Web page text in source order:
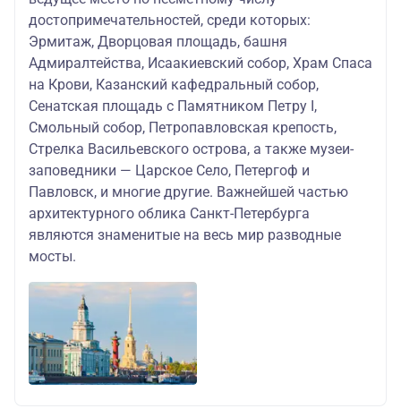
достопримечательностей, среди которых:
Эрмитаж, Дворцовая площадь, башня
Адмиралтейства, Исаакиевский собор, Храм Спаса
на Крови, Казанский кафедральный собор,
Сенатская площадь с Памятником Петру I,
Смольный собор, Петропавловская крепость,
Стрелка Васильевского острова, а также музеи-
заповедники — Царское Село, Петергоф и
Павловск, и многие другие. Важнейшей частью
архитектурного облика Санкт-Петербурга
являются знаменитые на весь мир разводные
мосты.